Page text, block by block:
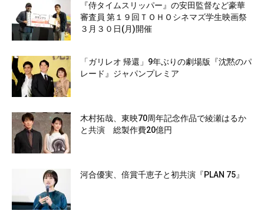
『侍タイムスリッパー』の安田監督など豪華
審査員 第１９回ＴＯＨＯシネマズ学生映画祭
３月３０日(月)開催
「ガリレオ 帰還」9年ぶりの劇場版『沈黙のパ
レード』ジャパンプレミア
木村拓哉、東映70周年記念作品で綾瀬はるか
と共演 総製作費20億円
河合優実、倍賞千恵子と初共演『PLAN 75』